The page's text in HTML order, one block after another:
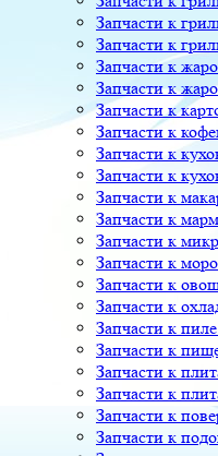
Запчасти к
Запчасти к
Запчасти к
Запчасти к
Запчасти к
Запчасти к
Запчасти к
Запчасти к
Запчасти к
Запчасти к
Запчасти к
Запчасти к
Запчасти к
Запчасти к
Запчасти к
Запчасти к
Запчасти к
Запчасти к
Запчасти к
Запчасти к